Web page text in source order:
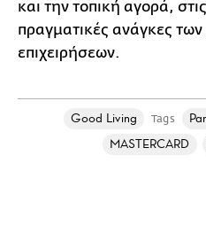
και την τοπική αγορά, στις
πραγματικές ανάγκες
επιχειρήσεων.
Good Living Tags
MASTERCARD